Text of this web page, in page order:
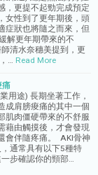
，更提不起勁完成預定
女性到了更年期後，頭
症狀也將隨之而來，但
解更年期帶來的不
清水奈穗美提到，更
…
Read More
痛
用途) 長期坐著工作，
成肩膀痠痛的其中一個
肌肉僵硬帶來的不舒服
藉由觸摸後，才會發現
會伴隨疼痛。 AKI骨神
通常具有以下5種特
步確認你的頸部…